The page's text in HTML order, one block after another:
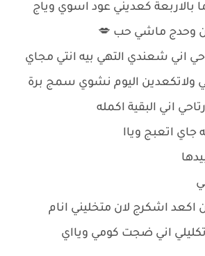
بالاربعة كعديني عود اسوي وياج
وحدج ماشي حب 💋
اني شعندي التهي بيه انتي مجاي
ولاتكعدين اليوم نشوي سمج برة
اني البقية اكمله
جاي اتعبج وياا
اكعد اشكرج لان متخليني انام
اني ضجت كومي ويااي